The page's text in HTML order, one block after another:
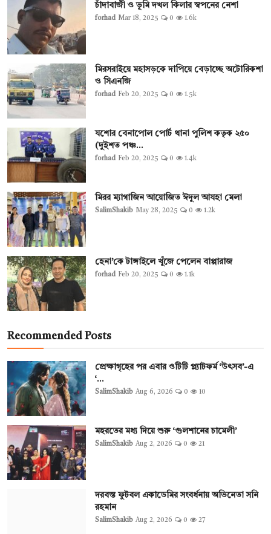
চাঁদাবাজী ও ভূমি দখল কিলার স্বপনের নেশা
forhad Mar 18, 2025 0 1.6k
মিরসরাইয়ে মহাসড়কে দাপিয়ে বেড়াচ্ছে অটোরিকশা
ও সিএনজি
forhad Feb 20, 2025 0 1.5k
যশোর বেনাপোল পোর্ট থানা পুলিশ কতৃক ২৫০
(দুইশত পঞ্চ...
forhad Feb 20, 2025 0 1.4k
মিরর ম্যাগাজিন আয়োজিত ঈদুল আযহা মেলা
SalimShakib May 28, 2025 0 1.2k
হেনা’কে টাঙ্গাইলে খুঁজে পেলেন বাপ্পারাজ
forhad Feb 20, 2025 0 1.1k
Recommended Posts
প্রেক্ষাগৃহের পর এবার ওটিটি প্ল্যাটফর্ম ‘উৎসব’-এ
‘...
SalimShakib Aug 6, 2026 0 10
মহরতের মধ্য দিয়ে শুরু ‘গুলশানের চামেলী’
SalimShakib Aug 2, 2026 0 21
দরবস্ত ফুটবল একাডেমির সংবর্ধনায় অভিনেতা সনি
রহমান
SalimShakib Aug 2, 2026 0 27